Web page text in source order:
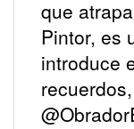
que
Pintor, es
introduce